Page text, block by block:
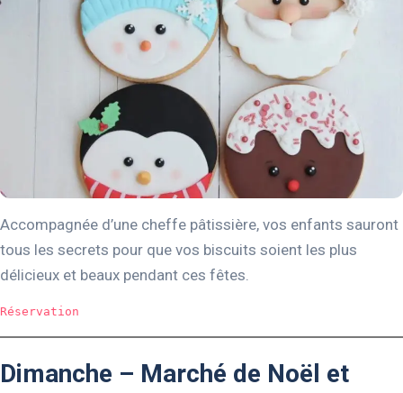
Accompagnée d’une cheffe pâtissière, vos enfants sauront
tous les secrets pour que vos biscuits soient les plus
délicieux et beaux pendant ces fêtes.
Réservation
Dimanche – Marché de Noël et